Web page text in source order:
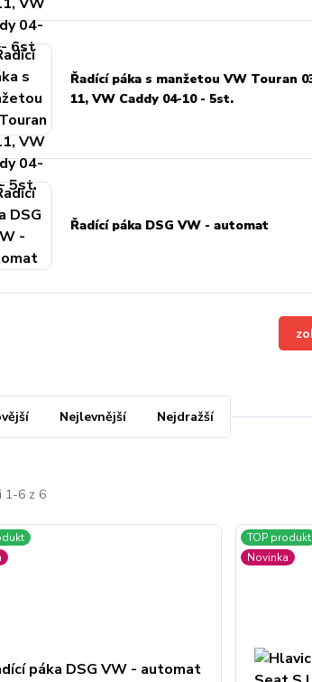
Řadící páka s manžetou VW Touran
11, VW Caddy 04-10 - 5st.
Řadící páka DSG VW - automat
Nejlevnější Nejdražší
1-6 z 6
TOP produkt
Novinka